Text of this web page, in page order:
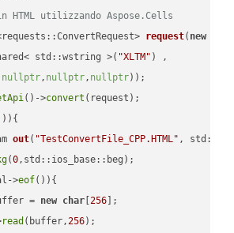
HTML utilizzando Aspose.Cells
request( new
std::wstring >(
"XLTM" ) ,
nullptr, nullptr, nullptr))
()->convert
out( "TestConvertFile_CPP.HTML" ,
(0,std::ios_base::beg);
>eof()){
= new char [256 ];
read (buffer,256);